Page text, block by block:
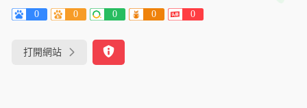
0 0 0 0 0
打開網站